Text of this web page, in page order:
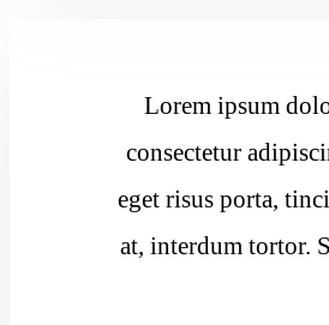
Lorem ipsum
consectetur
eget risus porta,
at, interdum tortor.